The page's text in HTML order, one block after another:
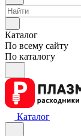
Каталог
По всему сайту
По каталогу
Каталог